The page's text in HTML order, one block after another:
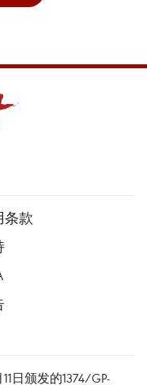
条款
日颁发的1374/GP-